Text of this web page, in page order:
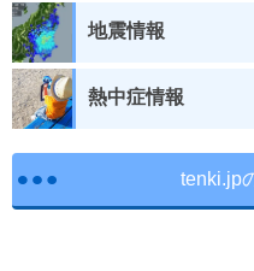
地震情報
熱中症情報
tenki.jp